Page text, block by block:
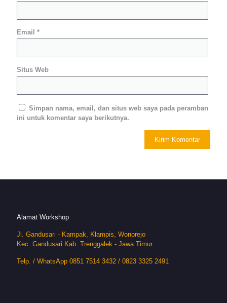
Email *
Situs Web
Simpan nama, email, dan situs web saya pada peramban
ini untuk komentar saya berikutnya.
Alamat Workshop
Jl. Gandusari - Kampak, Klampis, Wonorejo
Kec. Gandusari Kab. Trenggalek - Jawa Timur
Telp. / WhatsApp 0851 7514 3432 / 0823 3325 2491